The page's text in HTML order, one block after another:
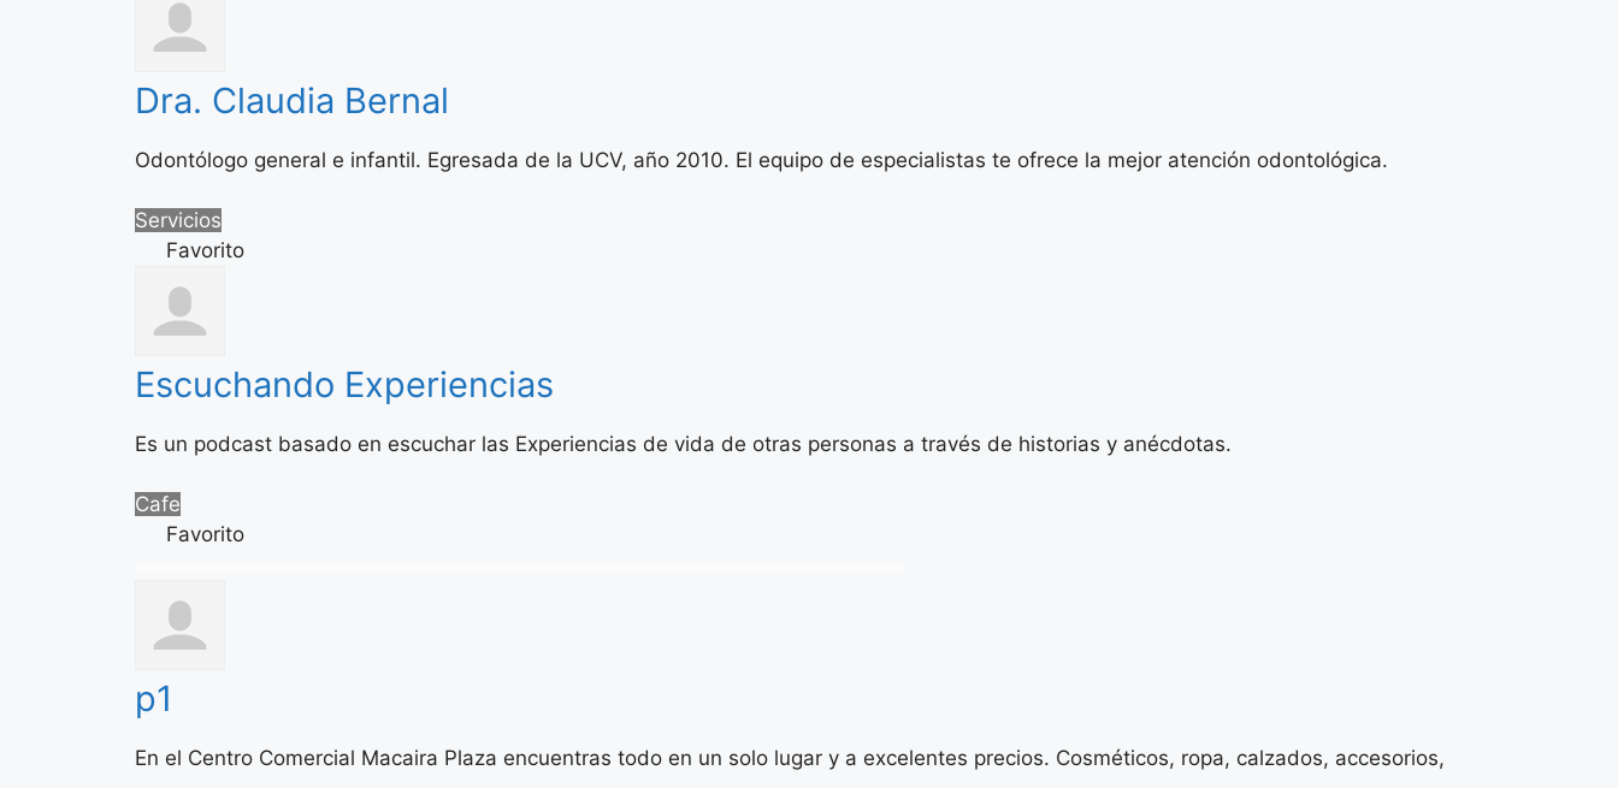
Dra. Claudia Bernal
Odontólogo general e infantil. Egresada de la UCV, año 2010. El equipo de especialistas te ofrece la mejor atención odontológica.
Servicios
Favorito
Escuchando Experiencias
Es un podcast basado en escuchar las Experiencias de vida de otras personas a través de historias y anécdotas.
Cafe
Favorito
p1
En el Centro Comercial Macaira Plaza encuentras todo en un solo lugar y a excelentes precios. Cosméticos, ropa, calzados, accesorios,